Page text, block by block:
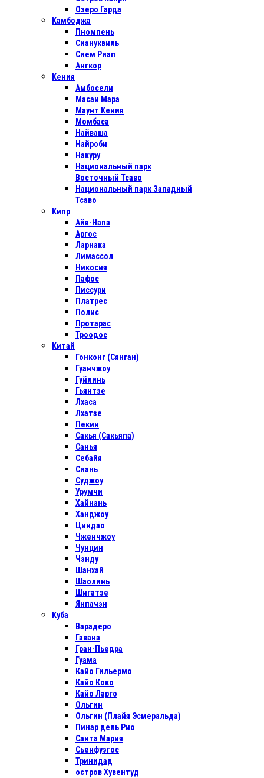
Озеро Гарда
Камбоджа
Пномпень
Сиануквиль
Сием Риап
Ангкор
Кения
Амбосели
Масаи Мара
Маунт Кения
Момбаса
Найваша
Найроби
Накуру
Национальный парк
Восточный Тсаво
Национальный парк Западный
Тсаво
Кипр
Айя-Напа
Аргос
Ларнака
Лимассол
Никосия
Пафос
Писсури
Платрес
Полис
Протарас
Троодос
Китай
Гонконг (Сянган)
Гуанчжоу
Гуйлинь
Гьянтзе
Лхаса
Лхатзе
Пекин
Сакья (Сакьяпа)
Санья
Себайя
Сиань
Суджоу
Урумчи
Хайнань
Ханджоу
Циндао
Чженчжоу
Чунцин
Чэнду
Шанхай
Шаолинь
Шигатзе
Янпачэн
Куба
Варадеро
Гавана
Гран-Пьедра
Гуама
Кайо Гильермо
Кайо Коко
Кайо Ларго
Ольгин
Ольгин (Плайя Эсмеральда)
Пинар дель Рио
Санта Мария
Сьенфуэгос
Тринидад
остров Хувентуд